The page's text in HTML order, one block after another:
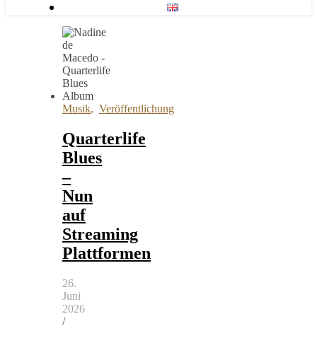
Musik, Veröffentlichung
Quarterlife
Blues
–
Nun
auf
Streaming
Plattformen
26.
Juni
2026
/